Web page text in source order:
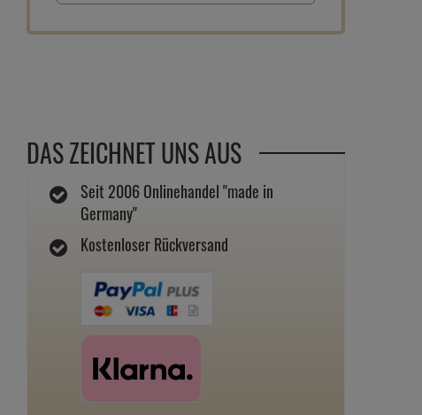
DAS ZEICHNET UNS AUS
Seit 2006 Onlinehandel "made in
Germany"
Kostenloser Rückversand